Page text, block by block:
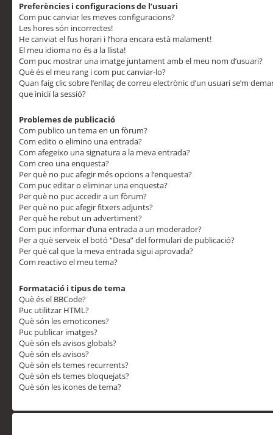
Preferències i configuracions de l’usuari
Com puc canviar les meves configuracions?
Les hores són incorrectes!
He canviat el fus horari i l’hora encara està malament!
El meu idioma no és a la llista!
Com puc mostrar una imatge juntament amb el meu nom d’usuari?
Què és el meu rang i com puc canviar-lo?
Quan faig clic sobre l’enllaç de correu electrònic d’un usuari se’m
que iniciï la sessió?
Problemes de publicació
Com publico un tema en un fòrum?
Com edito o elimino una entrada?
Com afegeixo una signatura a la meva entrada?
Com creo una enquesta?
Per què no puc afegir més opcions a l’enquesta?
Com puc editar o eliminar una enquesta?
Per què no puc accedir a un fòrum?
Per què no puc afegir fitxers adjunts?
Per què he rebut un advertiment?
Com puc informar d’una entrada a un moderador?
Per a què serveix el botó “Desa” del formulari de publicació?
Per què cal que la meva entrada sigui aprovada?
Com reactivo el meu tema?
Formatació i tipus de tema
Què és el BBCode?
Puc utilitzar HTML?
Què són les emoticones?
Puc publicar imatges?
Què són els avisos globals?
Què són els avisos?
Què són els temes recurrents?
Què són els temes bloquejats?
Què són les icones de tema?